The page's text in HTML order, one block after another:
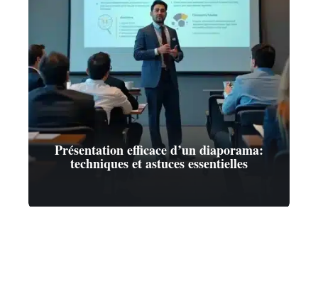
Présentation efficace d’un diaporama:
techniques et astuces essentielles